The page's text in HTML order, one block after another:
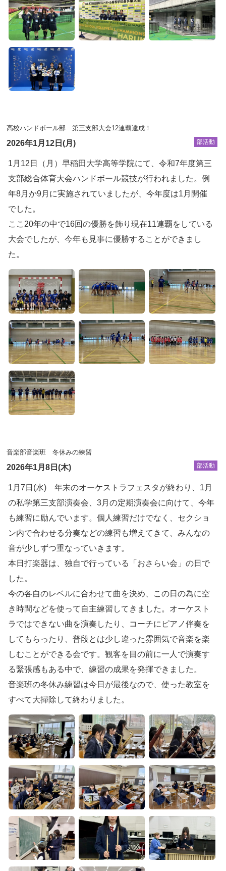
高校ハンドボール部 第三支部大会12連覇達成！
2026年1月12日(月) 部活動
1月12日（月）早稲田大学高等学院にて、令和7年度第三
支部総合体育大会ハンドボール競技が行われました。例
年8月か9月に実施されていましたが、今年度は1月開催
でした。
ここ20年の中で16回の優勝を飾り現在11連覇をしている
大会でしたが、今年も見事に優勝することができまし
た。
音楽部音楽班 冬休みの練習
2026年1月8日(木) 部活動
1月7日(水) 年末のオーケストラフェスタが終わり、1月
の私学第三支部演奏会、3月の定期演奏会に向けて、今年
も練習に励んでいます。個人練習だけでなく、セクショ
ン内で合わせる分奏などの練習も増えてきて、みんなの
音が少しずつ重なっていきます。
本日打楽器は、独自で行っている「おさらい会」の日で
した。
今の各自のレベルに合わせて曲を決め、この日の為に空
き時間などを使って自主練習してきました。オーケスト
ラではできない曲を演奏したり、コーチにピアノ伴奏を
してもらったり、普段とは少し違った雰囲気で音楽を楽
しむことができる会です。観客を目の前に一人で演奏す
る緊張感もある中で、練習の成果を発揮できました。
音楽班の冬休み練習は今日が最後なので、使った教室を
すべて大掃除して終わりました。